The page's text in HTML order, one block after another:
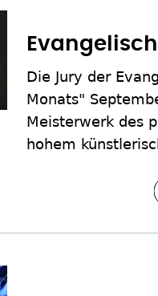
Die Jury der
Monats"
Meisterwerk des
hohem